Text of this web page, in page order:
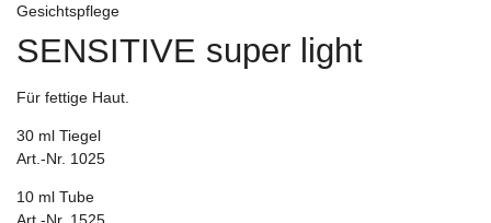
Gesichtspflege
SENSITIVE super light
Für fettige Haut.
30 ml Tiegel
Art.-Nr. 1025
10 ml Tube
Art.-Nr. 1525